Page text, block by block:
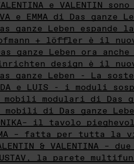
e VALENTIN
e EMMA di Das
ganze Leben
+ löffler è il
ganze Leben ora
design è il
ganze Leben - La
e LUIS - i moduli
modulari di Das
mobili di Das ganze
il tavolo
– fatta per tutta la
& VALENTINA –
la parete